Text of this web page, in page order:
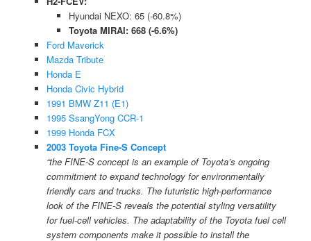
Hyundai NEXO: 65 (-60.8%)
Toyota MIRAI: 668 (-6.6%)
Ford Maverick
Mazda Tribute
Honda E
Honda Civic Hybrid
1991 BMW Z11 (E1)
1995 SsangYong CCR-1
1999 Honda FCX
2003 Toyota Fine-S Concept
“the FINE-S concept is an example of Toyota’s ongoing
commitment to expand technology for environmentally
friendly cars and trucks. The futuristic high-performance
look of the FINE-S reveals the potential styling versatility
for fuel-cell vehicles. The adaptability of the Toyota fuel cell
system components make it possible to install the